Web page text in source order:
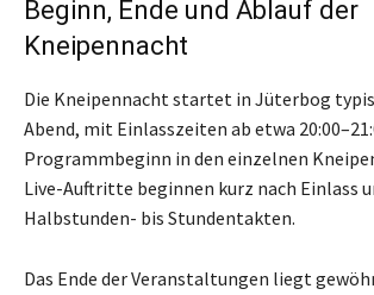
Beginn, Ende und Ablauf der
Kneipennacht
Die Kneipennacht startet in Jüterbog
Abend, mit Einlasszeiten ab etwa
Programmbeginn in den einzelnen
Live-Auftritte beginnen kurz nach Einlass
Halbstunden- bis Stundentakten.
Das Ende der Veranstaltungen liegt